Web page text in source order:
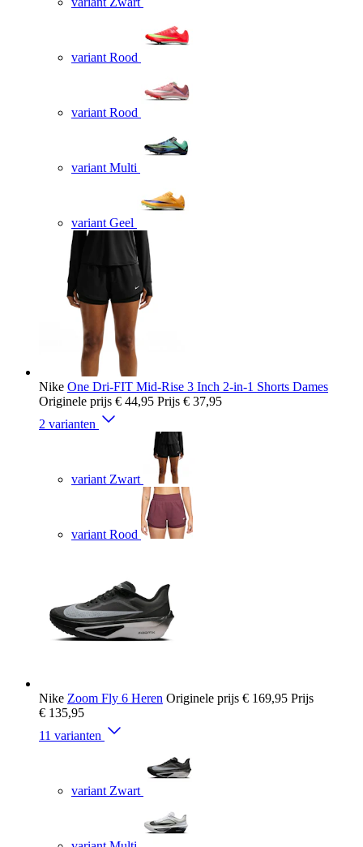
variant Rood
variant Rood
variant Multi
variant Geel
Nike One Dri-FIT Mid-Rise 3 Inch 2-in-1 Shorts Dames
Originele prijs € 44,95 Prijs € 37,95
2 varianten
variant Zwart
variant Rood
Nike Zoom Fly 6 Heren Originele prijs € 169,95 Prijs
€ 135,95
11 varianten
variant Zwart